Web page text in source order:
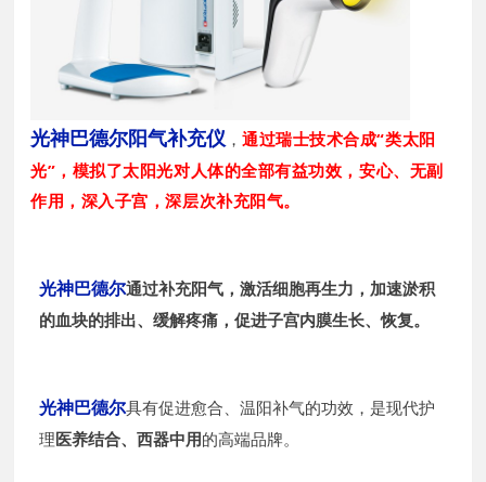
光神巴德尔阳气补充仪 ，通过瑞士技术合成“类太阳
光”， 模拟了太阳光对人体的全部有益功效，安心、无副
作用，深入子宫，深层次补充阳气。
光神巴德尔通过补充阳气，激活细胞再生力，加速淤积
的血块的排出、缓解疼痛，促进子宫内膜生长、恢复。
光神巴德尔具有促进愈合、温阳补气的功效，是现代护
理医养结合、西器中用的高端品牌。